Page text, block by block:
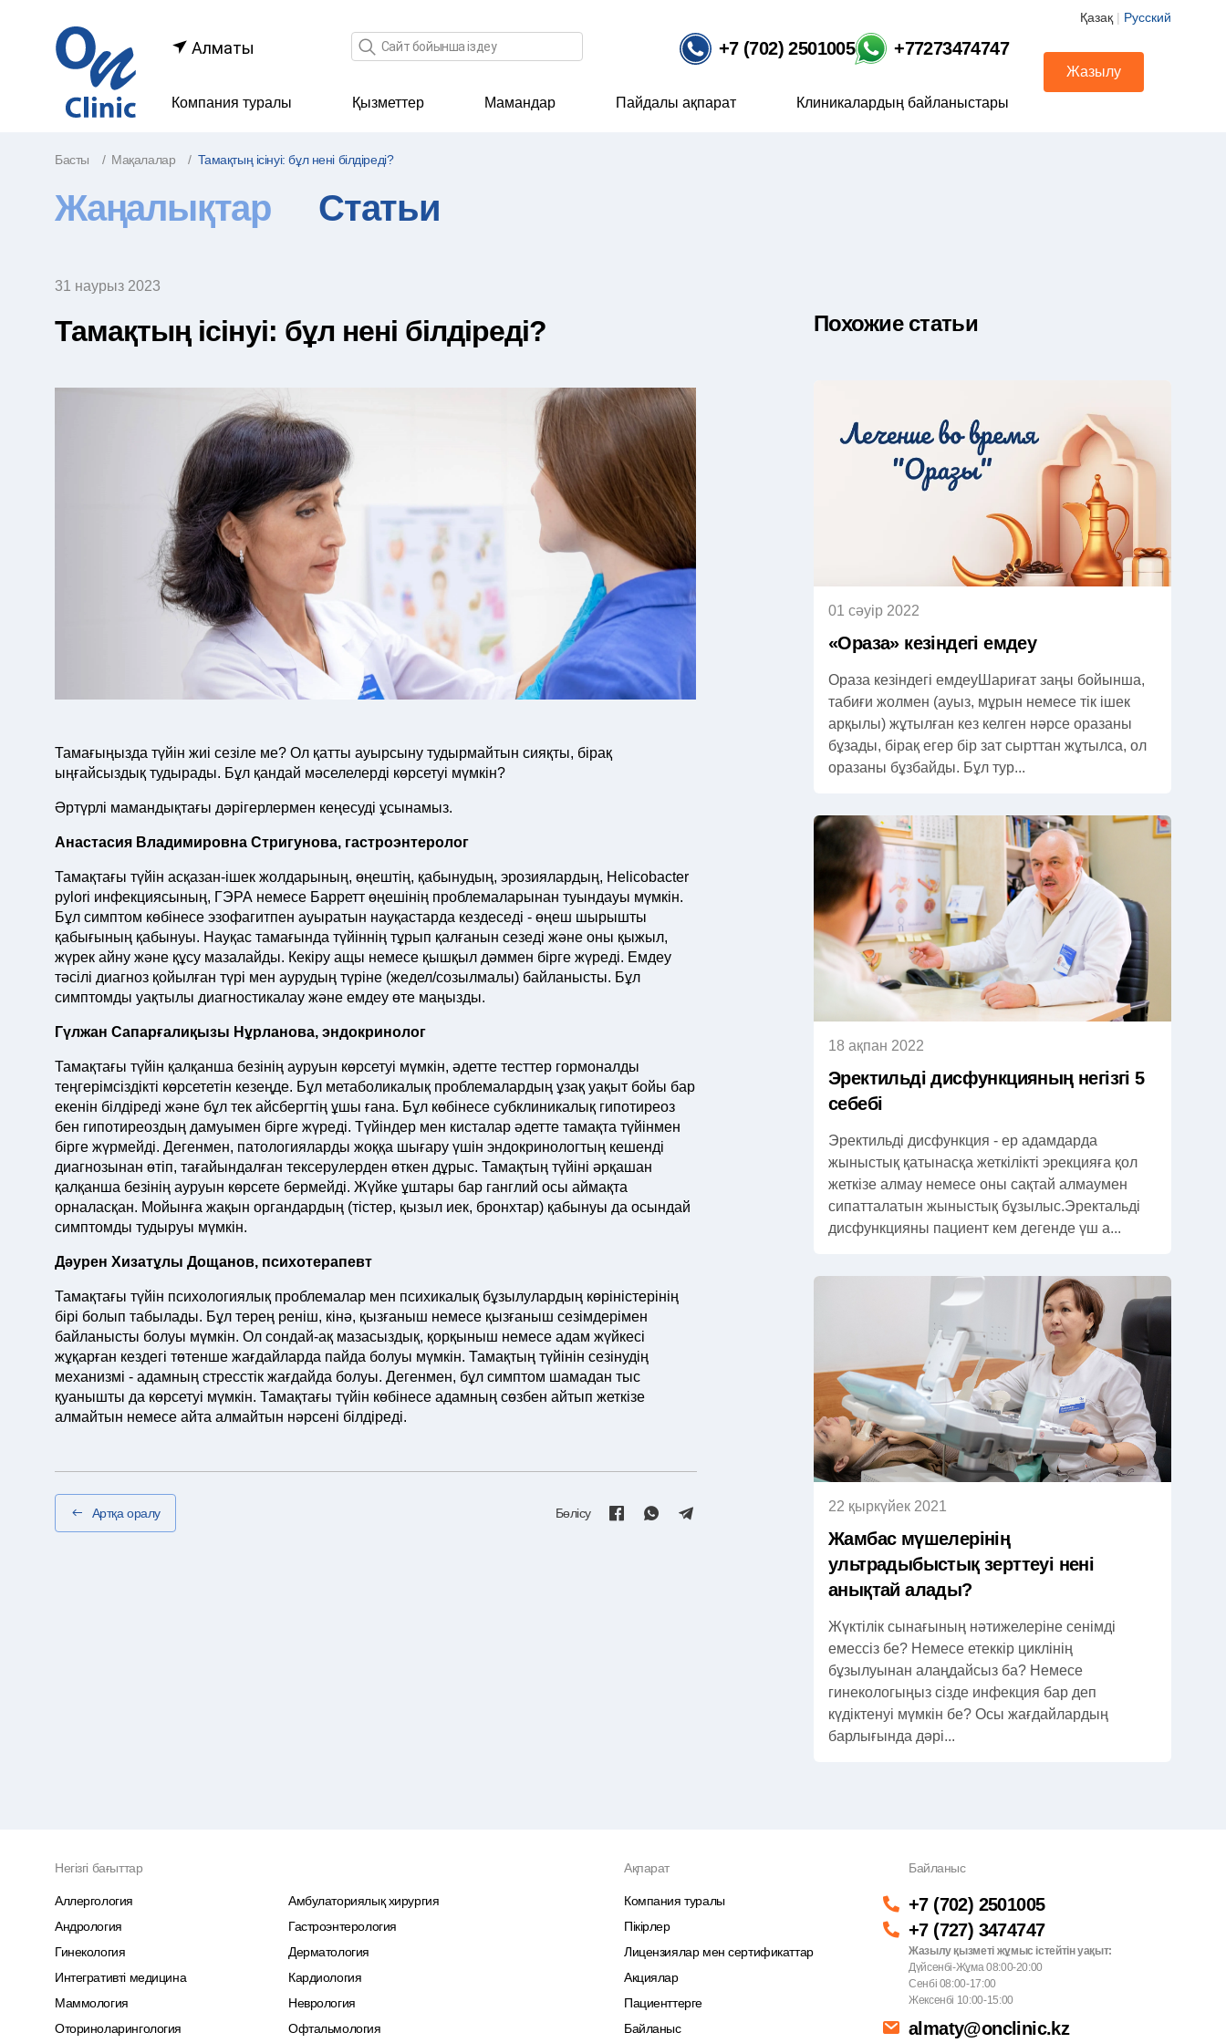
Қазақ | Русский
Алматы Іздеу өрісі +7 (702) 2501005 +77273474747
Компания туралы Қызметтер Мамандар Пайдалы ақпарат Клиникалардың байланыстары
Жазылу
Басты Мақалалар Тамақтың ісінуі: бұл нені білдіреді?
Жаңалықтар Статьи
31 наурыз 2023
Тамақтың ісінуі: бұл нені білдіреді?
Тамағыңызда түйін жиі сезіле ме? Ол қатты ауырсыну тудырмайтын сияқты, бірақ
ыңғайсыздық тудырады. Бұл қандай мәселелерді көрсетуі мүмкін?
Әртүрлі мамандықтағы дәрігерлермен кеңесуді ұсынамыз.
Анастасия Владимировна Стригунова, гастроэнтеролог
Тамақтағы түйін асқазан-ішек жолдарының, өңештің, қабынудың, эрозиялардың, Helicobacter
pylori инфекциясының, ГЭРА немесе Барретт өңешінің проблемаларынан туындауы мүмкін.
Бұл симптом көбінесе эзофагитпен ауыратын науқастарда кездеседі - өңеш шырышты
қабығының қабынуы. Науқас тамағында түйіннің тұрып қалғанын сезеді және оны қыжыл,
жүрек айну және құсу мазалайды. Кекіру ащы немесе қышқыл дәммен бірге жүреді. Емдеу
тәсілі диагноз қойылған түрі мен аурудың түріне (жедел/созылмалы) байланысты. Бұл
симптомды уақтылы диагностикалау және емдеу өте маңызды.
Гүлжан Сапарғалиқызы Нұрланова, эндокринолог
Тамақтағы түйін қалқанша безінің ауруын көрсетуі мүмкін, әдетте тесттер гормоналды
теңгерімсіздікті көрсететін кезеңде. Бұл метаболикалық проблемалардың ұзақ уақыт бойы бар
екенін білдіреді және бұл тек айсбергтің ұшы ғана. Бұл көбінесе субклиникалық гипотиреоз
бен гипотиреоздың дамуымен бірге жүреді. Түйіндер мен кисталар әдетте тамақта түйінмен
бірге жүрмейді. Дегенмен, патологияларды жоққа шығару үшін эндокринологтың кешенді
диагнозынан өтіп, тағайындалған тексерулерден өткен дұрыс. Тамақтың түйіні әрқашан
қалқанша безінің ауруын көрсете бермейді. Жүйке ұштары бар ганглий осы аймақта
орналасқан. Мойынға жақын органдардың (тістер, қызыл иек, бронхтар) қабынуы да осындай
симптомды тудыруы мүмкін.
Дәурен Хизатұлы Дощанов, психотерапевт
Тамақтағы түйін психологиялық проблемалар мен психикалық бұзылулардың көріністерінің
бірі болып табылады. Бұл терең реніш, кінә, қызғаныш немесе қызғаныш сезімдерімен
байланысты болуы мүмкін. Ол сондай-ақ мазасыздық, қорқыныш немесе адам жүйкесі
жұқарған кездегі төтенше жағдайларда пайда болуы мүмкін. Тамақтың түйінін сезінудің
механизмі - адамның стресстік жағдайда болуы. Дегенмен, бұл симптом шамадан тыс
қуанышты да көрсетуі мүмкін. Тамақтағы түйін көбінесе адамның сөзбен айтып жеткізе
алмайтын немесе айта алмайтын нәрсені білдіреді.
Артқа оралу Бөлісу
Похожие статьи
01 сәуір 2022
«Ораза» кезіндегі емдеу
Ораза кезіндегі емдеуШариғат заңы бойынша,
табиғи жолмен (ауыз, мұрын немесе тік ішек
арқылы) жұтылған кез келген нәрсе оразаны
бұзады, бірақ егер бір зат сырттан жұтылса, ол
оразаны бұзбайды. Бұл тур...
18 ақпан 2022
Эректильді дисфункцияның негізгі 5
себебі
Эректильді дисфункция - ер адамдарда
жыныстық қатынасқа жеткілікті эрекцияға қол
жеткізе алмау немесе оны сақтай алмаумен
сипатталатын жыныстық бұзылыс.Эректальді
дисфункцияны пациент кем дегенде үш а...
22 қыркүйек 2021
Жамбас мүшелерінің
ультрадыбыстық зерттеуі нені
анықтай алады?
Жүктілік сынағының нәтижелеріне сенімді
емессіз бе? Немесе етеккір циклінің
бұзылуынан алаңдайсыз ба? Немесе
гинекологыңыз сізде инфекция бар деп
күдіктенуі мүмкін бе? Осы жағдайлардың
барлығында дәрі...
Негізгі бағыттар
Аллергология
Амбулаториялық хирургия
Андрология
Гастроэнтерология
Гинекология
Дерматология
Интегративті медицина
Кардиология
Маммология
Неврология
Оториноларингология
Офтальмология
Ақпарат
Компания туралы
Пікірлер
Лицензиялар мен сертификаттар
Акциялар
Пациенттерге
Байланыс
Байланыс
+7 (702) 2501005
+7 (727) 3474747
Жазылу қызметі жұмыс істейтін уақыт:
Дүйсенбі-Жұма 08:00-20:00
Сенбі 08:00-17:00
Жексенбі 10:00-15:00
almaty@onclinic.kz